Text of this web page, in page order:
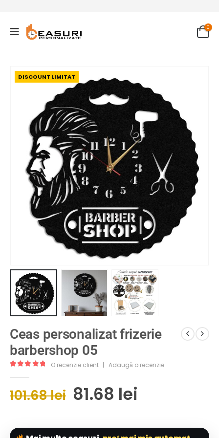
0
DISCOUNT LIMITAT
Ceas personalizat frizerie
barbershop 05
O recenzie client | Adaugă o recenzie
101.68lei 81.68 lei